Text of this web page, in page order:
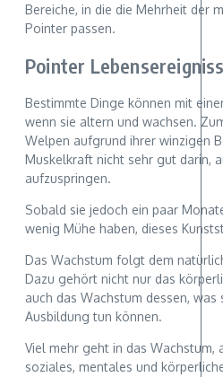
Bereiche, in die die Mehrheit der
Pointer passen.
Pointer
Bestimmte Dinge können mit
wenn sie altern und wachsen.
Welpen aufgrund ihrer winzigen
Muskelkraft nicht sehr gut darin,
aufzuspringen.
Sobald sie jedoch ein paar
wenig Mühe haben, dieses
Das Wachstum folgt dem
Dazu gehört nicht nur das
auch das Wachstum dessen, was
Ausbildung tun können.
Viel mehr geht in das Wachstum,
soziales, mentales und